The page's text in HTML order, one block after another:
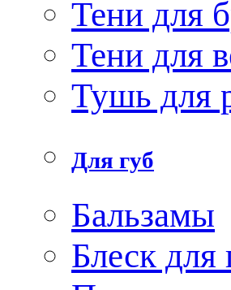
Тени для
Тени для
Тушь для
Для губ
Бальзамы
Блеск для